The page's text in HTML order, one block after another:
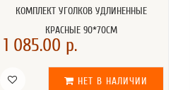
КОМПЛЕКТ УГОЛКОВ УДЛИНЕННЫЕ
КРАСНЫЕ 90*70СМ
1 085.00 р.
НЕТ В НАЛИЧИИ